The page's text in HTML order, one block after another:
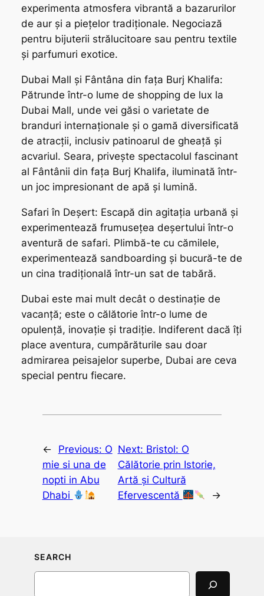
experimenta atmosfera vibrantă a bazarurilor
de aur și a piețelor tradiționale. Negociază
pentru bijuterii strălucitoare sau pentru textile
și parfumuri exotice.
Dubai Mall și Fântâna din fața Burj Khalifa:
Pătrunde într-o lume de shopping de lux la
Dubai Mall, unde vei găsi o varietate de
branduri internaționale și o gamă diversificată
de atracții, inclusiv patinoarul de gheață și
acvariul. Seara, privește spectacolul fascinant
al Fântânii din fața Burj Khalifa, iluminată într-
un joc impresionant de apă și lumină.
Safari în Deșert: Escapă din agitația urbană și
experimentează frumusețea deșertului într-o
aventură de safari. Plimbă-te cu cămilele,
experimentează sandboarding și bucură-te de
un cina tradițională într-un sat de tabără.
Dubai este mai mult decât o destinație de
vacanță; este o călătorie într-o lume de
opulență, inovație și tradiție. Indiferent dacă îți
place aventura, cumpărăturile sau doar
admirarea peisajelor superbe, Dubai are ceva
special pentru fiecare.
← Previous: O
mie si una de
nopti in Abu
Dhabi
Next: Bristol: O
Călătorie prin Istorie,
Artă și Cultură
Efervescentă
→
SEARCH
Search